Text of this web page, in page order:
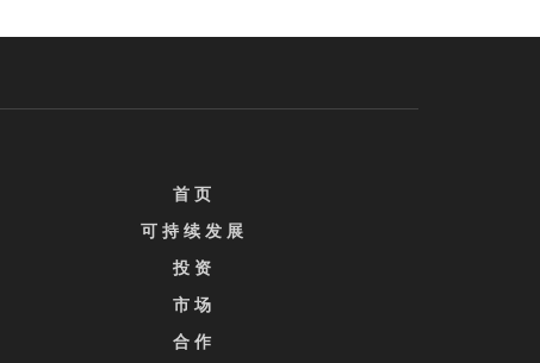
首 页
可 持 续 发 展
投 资
市 场
合 作